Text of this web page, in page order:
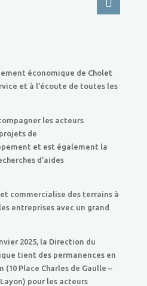
économique de Cholet
et à l’écoute de toutes les
les acteurs
de
et est également la
d’aides
commercialise des terrains à
entreprises avec un grand
2025, la Direction du
tient des permanences en
Place Charles de Gaulle –
pour les acteurs